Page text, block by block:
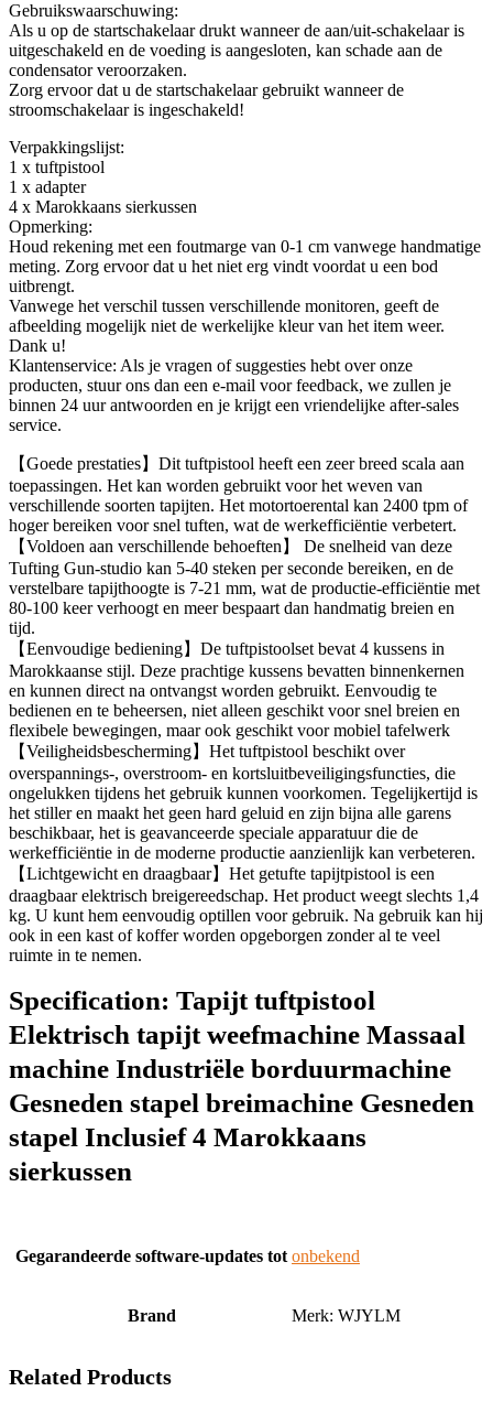
Gebruikswaarschuwing:
Als u op de startschakelaar drukt wanneer de aan/uit-schakelaar is
uitgeschakeld en de voeding is aangesloten, kan schade aan de
condensator veroorzaken.
Zorg ervoor dat u de startschakelaar gebruikt wanneer de
stroomschakelaar is ingeschakeld!
Verpakkingslijst:
1 x tuftpistool
1 x adapter
4 x Marokkaans sierkussen
Opmerking:
Houd rekening met een foutmarge van 0-1 cm vanwege handmatige
meting. Zorg ervoor dat u het niet erg vindt voordat u een bod
uitbrengt.
Vanwege het verschil tussen verschillende monitoren, geeft de
afbeelding mogelijk niet de werkelijke kleur van het item weer.
Dank u!
Klantenservice: Als je vragen of suggesties hebt over onze
producten, stuur ons dan een e-mail voor feedback, we zullen je
binnen 24 uur antwoorden en je krijgt een vriendelijke after-sales
service.
【Goede prestaties】Dit tuftpistool heeft een zeer breed scala aan
toepassingen. Het kan worden gebruikt voor het weven van
verschillende soorten tapijten. Het motortoerental kan 2400 tpm of
hoger bereiken voor snel tuften, wat de werkefficiëntie verbetert.
【Voldoen aan verschillende behoeften】 De snelheid van deze
Tufting Gun-studio kan 5-40 steken per seconde bereiken, en de
verstelbare tapijthoogte is 7-21 mm, wat de productie-efficiëntie met
80-100 keer verhoogt en meer bespaart dan handmatig breien en
tijd.
【Eenvoudige bediening】De tuftpistoolset bevat 4 kussens in
Marokkaanse stijl. Deze prachtige kussens bevatten binnenkernen
en kunnen direct na ontvangst worden gebruikt. Eenvoudig te
bedienen en te beheersen, niet alleen geschikt voor snel breien en
flexibele bewegingen, maar ook geschikt voor mobiel tafelwerk
【Veiligheidsbescherming】Het tuftpistool beschikt over
overspannings-, overstroom- en kortsluitbeveiligingsfuncties, die
ongelukken tijdens het gebruik kunnen voorkomen. Tegelijkertijd is
het stiller en maakt het geen hard geluid en zijn bijna alle garens
beschikbaar, het is geavanceerde speciale apparatuur die de
werkefficiëntie in de moderne productie aanzienlijk kan verbeteren.
【Lichtgewicht en draagbaar】Het getufte tapijtpistool is een
draagbaar elektrisch breigereedschap. Het product weegt slechts 1,4
kg. U kunt hem eenvoudig optillen voor gebruik. Na gebruik kan hij
ook in een kast of koffer worden opgeborgen zonder al te veel
ruimte in te nemen.
Specification: Tapijt tuftpistool
Elektrisch tapijt weefmachine Massaal
machine Industriële borduurmachine
Gesneden stapel breimachine Gesneden
stapel Inclusief 4 Marokkaans
sierkussen
Gegarandeerde software-updates tot ‎onbekend
Brand Merk: WJYLM
Related Products